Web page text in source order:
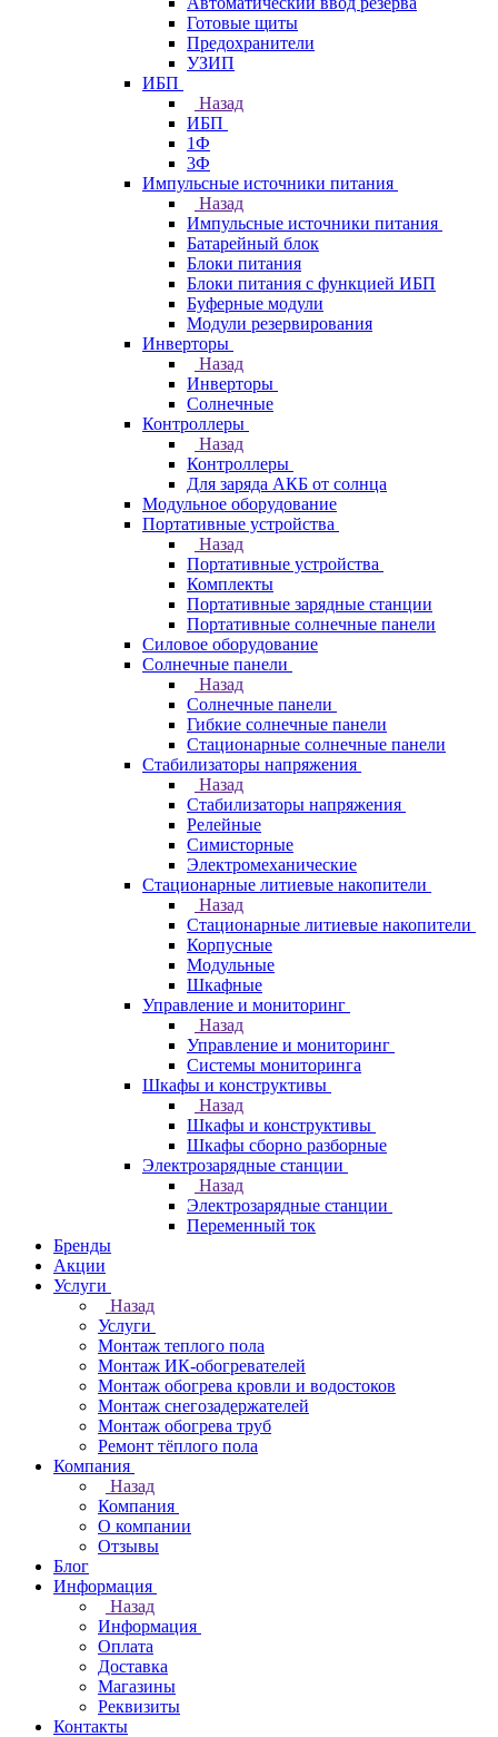
Готовые щиты
Предохранители
УЗИП
ИБП
Назад
ИБП
1Ф
3Ф
Импульсные источники питания
Назад
Импульсные источники питания
Батарейный блок
Блоки питания
Блоки питания с функцией ИБП
Буферные модули
Модули резервирования
Инверторы
Назад
Инверторы
Солнечные
Контроллеры
Назад
Контроллеры
Для заряда АКБ от солнца
Модульное оборудование
Портативные устройства
Назад
Портативные устройства
Комплекты
Портативные зарядные станции
Портативные солнечные панели
Силовое оборудование
Солнечные панели
Назад
Солнечные панели
Гибкие солнечные панели
Стационарные солнечные панели
Стабилизаторы напряжения
Назад
Стабилизаторы напряжения
Релейные
Симисторные
Электромеханические
Стационарные литиевые накопители
Назад
Стационарные литиевые накопители
Корпусные
Модульные
Шкафные
Управление и мониторинг
Назад
Управление и мониторинг
Системы мониторинга
Шкафы и конструктивы
Назад
Шкафы и конструктивы
Шкафы сборно разборные
Электрозарядные станции
Назад
Электрозарядные станции
Переменный ток
Бренды
Акции
Услуги
Назад
Услуги
Монтаж теплого пола
Монтаж ИК-обогревателей
Монтаж обогрева кровли и водостоков
Монтаж снегозадержателей
Монтаж обогрева труб
Ремонт тёплого пола
Компания
Назад
Компания
О компании
Отзывы
Блог
Информация
Назад
Информация
Оплата
Доставка
Магазины
Реквизиты
Контакты